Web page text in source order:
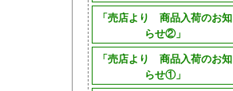
「売店より 商品入荷のお知
らせ②」
「売店より 商品入荷のお知
らせ①」